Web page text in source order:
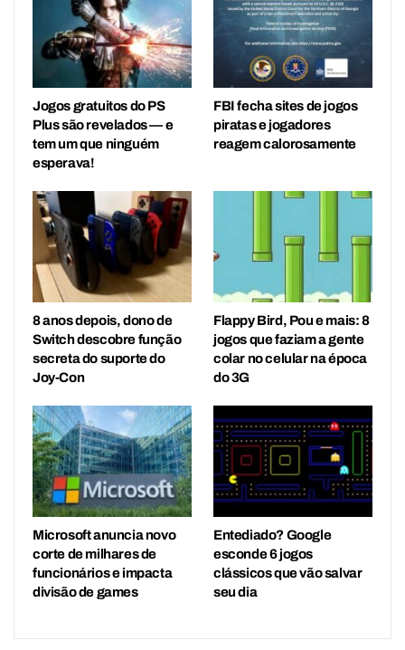
Jogos gratuitos do PS
Plus são revelados — e
tem um que ninguém
esperava!
FBI fecha sites de jogos
piratas e jogadores
reagem calorosamente
8 anos depois, dono de
Switch descobre função
secreta do suporte do
Joy-Con
Flappy Bird, Pou e mais: 8
jogos que faziam a gente
colar no celular na época
do 3G
Microsoft anuncia novo
corte de milhares de
funcionários e impacta
divisão de games
Entediado? Google
esconde 6 jogos
clássicos que vão salvar
seu dia